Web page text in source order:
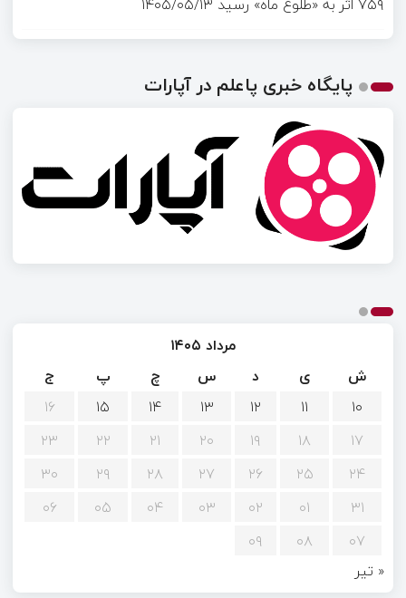
پایگاه خبری پاعلم در آپارات
مرداد ۱۴۰۵
ش
ی د س چ پ
ج
۱۰
۱۱ ۱۲ ۱۳ ۱۴ ۱۵
۱۶
۱۷
۱۸ ۱۹ ۲۰ ۲۱ ۲۲
۲۳
۲۴
۲۵ ۲۶ ۲۷ ۲۸ ۲۹
۳۰
۳۱
۰۱ ۰۲ ۰۳ ۰۴ ۰۵
۰۶
۰۷
۰۸
۰۹
« تیر